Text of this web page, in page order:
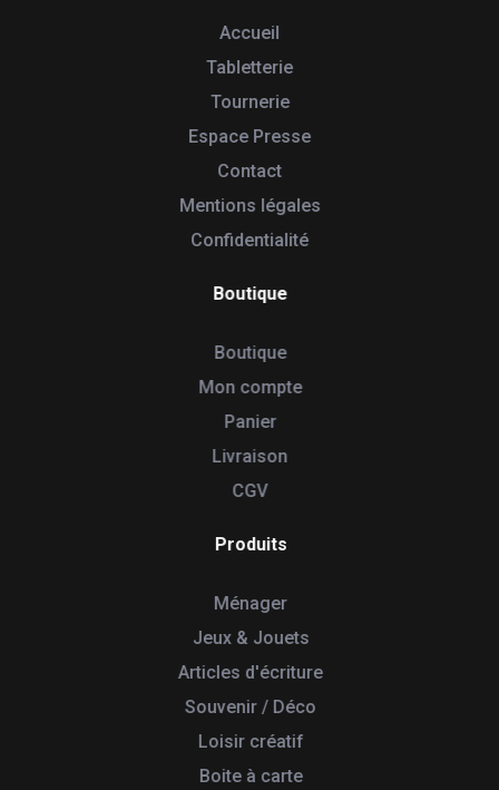
Accueil
Tabletterie
Tournerie
Espace Presse
Contact
Mentions légales
Confidentialité
Boutique
Boutique
Mon compte
Panier
Livraison
CGV
Produits
Ménager
Jeux & Jouets
Articles d'écriture
Souvenir / Déco
Loisir créatif
Boite à carte